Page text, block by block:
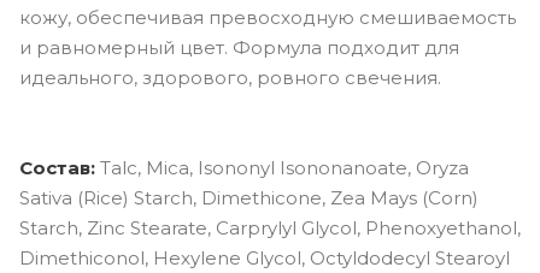
кожу, обеспечивая превосходную смешиваемость
и равномерный цвет. Формула подходит для
идеального, здорового, ровного свечения.
Состав: Talc, Mica, Isononyl Isononanoate, Oryza
Sativa (Rice) Starch, Dimethicone, Zea Mays (Corn)
Starch, Zinc Stearate, Carprylyl Glycol, Phenoxyethanol,
Dimethiconol, Hexylene Glycol, Octyldodecyl Stearoyl